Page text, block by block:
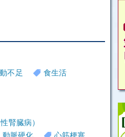
不足
食生活
腎臓病）
動脈硬化
心筋梗塞